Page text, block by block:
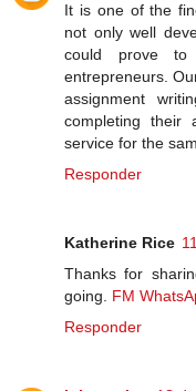
It is one of the
not only well
could prove
entrepreneurs.
assignment
completing their
service for the
Responder
Katherine Rice
Thanks for
going.
FM
Responder